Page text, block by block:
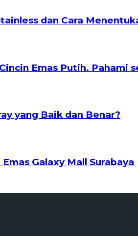
dan Cara
Emas Putih. Pahami
yang Baik dan Benar?
Galaxy Mall Surabaya